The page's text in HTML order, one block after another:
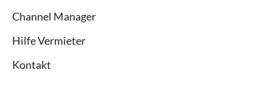
Channel Manager
Hilfe Vermieter
Kontakt